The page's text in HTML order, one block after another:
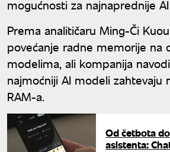
mogućnosti za najnaprednije
Prema analitičaru Ming-Či
povećanje radne memorije na
modelima, ali kompanija
najmoćniji AI modeli zahtevaju
RAM-a.
Od četbota
asistenta: